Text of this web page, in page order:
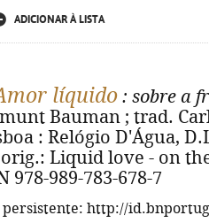
ADICIONAR À LISTA
líquido : sobre a
Bauman ; trad.
: Relógio D'Água,
Liquid love - on
978-989-783-678-7
http://